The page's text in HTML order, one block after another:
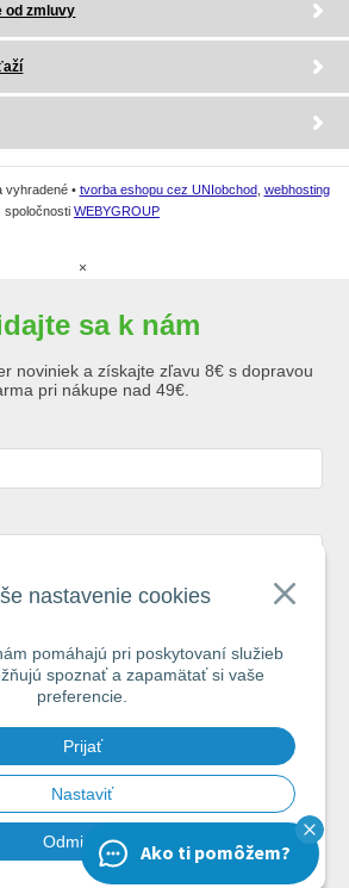
nastavenie cookies
pomáhajú pri poskytovaní služieb
spoznať a zapamätať si vaše
preferencie.
Prijať
Nastaviť
Odmietnuť
od zmluvy
• tvorba eshopu cez UNIobchod, webhosting
spoločnosti WEBYGROUP
×
sa k nám
noviniek a získajte zľavu 8€ s dopravou
pri nákupe nad 49€.
v schránke : 1x Rybársky Poradca a 1x
prehľad nových článkov z nášho blogu.
údajov je pre nás na 1. mieste.Zoznámte sa s
osobných údajov
Chcem odoberaťAko ti pomôžem?